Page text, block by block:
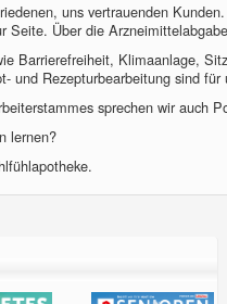
uns vertrauenden
Seite. Über die
Barrierefreiheit, Klimaanlage,
und Rezepturbearbeitung sind für
sprechen wir auch
lernen?